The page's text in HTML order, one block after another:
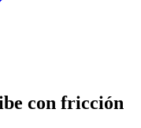
con fricción